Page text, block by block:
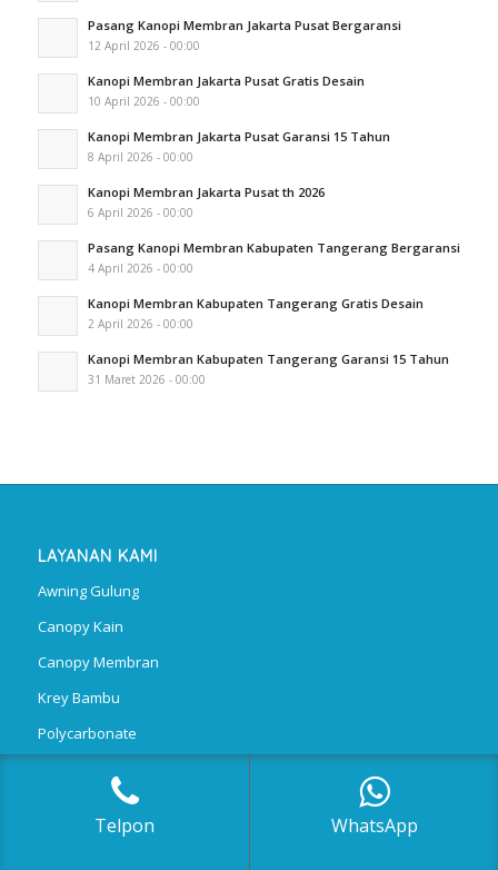
Pasang Kanopi Membran Jakarta Pusat Bergaransi
12 April 2026 - 00:00
Kanopi Membran Jakarta Pusat Gratis Desain
10 April 2026 - 00:00
Kanopi Membran Jakarta Pusat Garansi 15 Tahun
8 April 2026 - 00:00
Kanopi Membran Jakarta Pusat th 2026
6 April 2026 - 00:00
Pasang Kanopi Membran Kabupaten Tangerang Bergaransi
4 April 2026 - 00:00
Kanopi Membran Kabupaten Tangerang Gratis Desain
2 April 2026 - 00:00
Kanopi Membran Kabupaten Tangerang Garansi 15 Tahun
31 Maret 2026 - 00:00
LAYANAN KAMI
Awning Gulung
Canopy Kain
Canopy Membran
Krey Bambu
Polycarbonate
Telpon WhatsApp